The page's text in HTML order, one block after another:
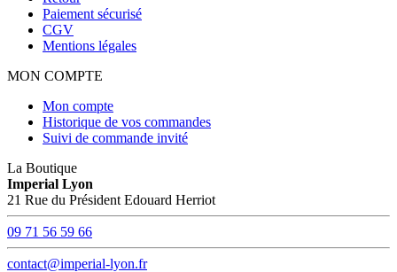
Paiement sécurisé
CGV
Mentions légales
MON COMPTE
Mon compte
Historique de vos commandes
Suivi de commande invité
La Boutique
Imperial Lyon
21 Rue du Président Edouard Herriot
09 71 56 59 66
contact@imperial-lyon.fr